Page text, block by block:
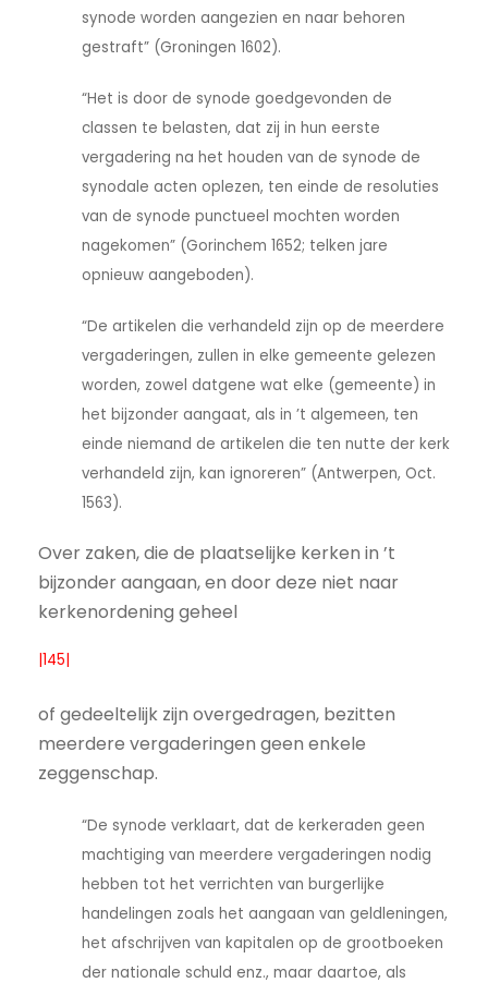
synode worden aangezien en naar behoren
gestraft” (Groningen 1602).
“Het is door de synode goedgevonden de
classen te belasten, dat zij in hun eerste
vergadering na het houden van de synode de
synodale acten oplezen, ten einde de resoluties
van de synode punctueel mochten worden
nagekomen” (Gorinchem 1652; telken jare
opnieuw aangeboden).
“De artikelen die verhandeld zijn op de meerdere
vergaderingen, zullen in elke gemeente gelezen
worden, zowel datgene wat elke (gemeente) in
het bijzonder aangaat, als in ’t algemeen, ten
einde niemand de artikelen die ten nutte der kerk
verhandeld zijn, kan ignoreren” (Antwerpen, Oct.
1563).
Over zaken, die de plaatselijke kerken in ’t
bijzonder aangaan, en door deze niet naar
kerkenordening geheel
|145|
of gedeeltelijk zijn overgedragen, bezitten
meerdere vergaderingen geen enkele
zeggenschap.
“De synode verklaart, dat de kerkeraden geen
machtiging van meerdere vergaderingen nodig
hebben tot het verrichten van burgerlijke
handelingen zoals het aangaan van geldleningen,
het afschrijven van kapitalen op de grootboeken
der nationale schuld enz., maar daartoe, als